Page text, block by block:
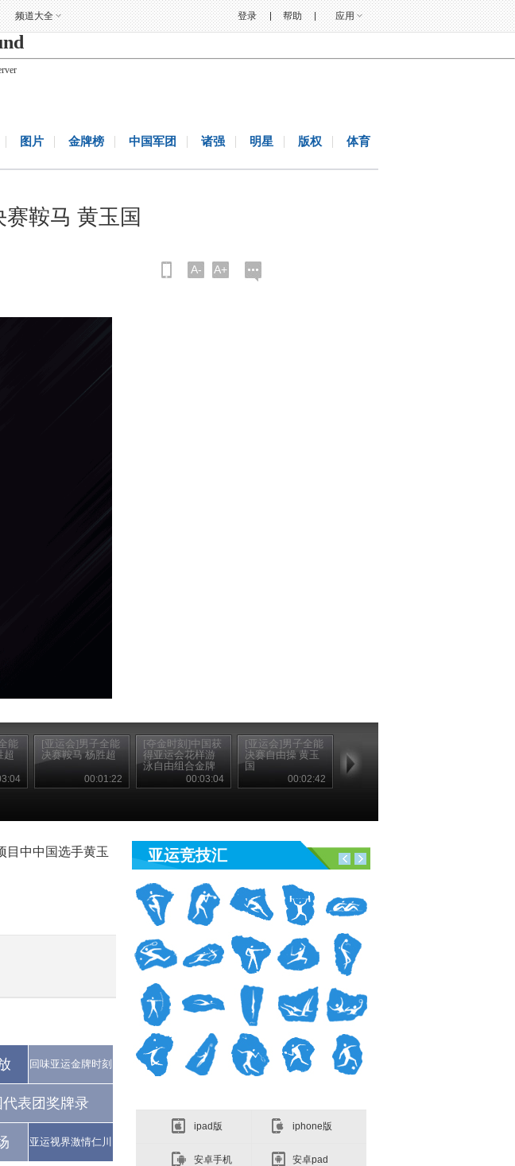
频道大全 帮助 应用
登录
图片 金牌榜 中国军团 诸强 明星 版权 体育
鞍马 黄玉国
A- A+
能
超
[亚运会]男子全能
决赛鞍马 杨胜超
00:01:22
[夺金时刻]中国获
得亚运会花样游
泳自由组合金牌
00:03:04
[亚运会]男子全能
决赛自由操 黄玉
国
00:02:42
目中中国选手黄玉
回味亚运金牌时刻
代表团奖牌录
亚运视界激情仁川
亚运竞技汇
ipad版 iphone版
安卓手机 安卓pad